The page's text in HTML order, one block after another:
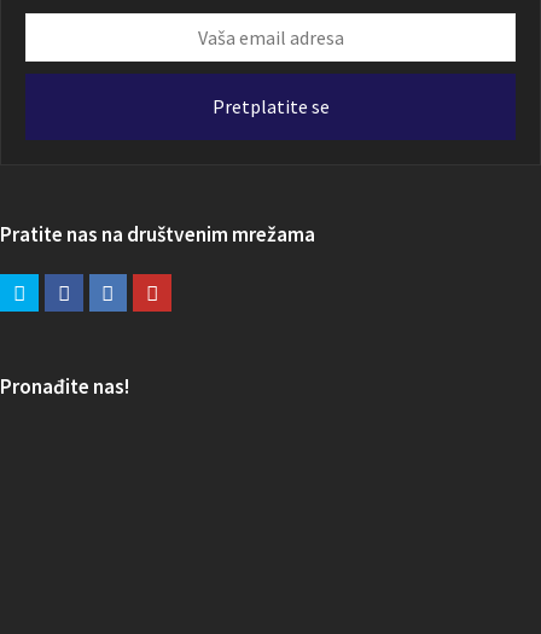
email
Pretplatite se
Pratite nas na društvenim mrežama
Pronađite nas!